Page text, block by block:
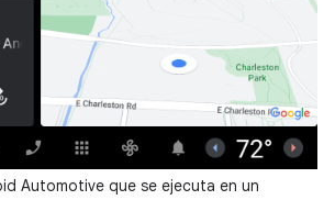
Automotive que se ejecuta en un